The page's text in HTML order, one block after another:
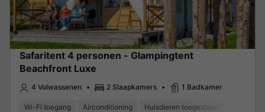
Safaritent 4 personen - Glampingtent
Beachfront Luxe
4 Volwassenen 2 Slaapkamers 1 Badkamer
Wi-Fi toegang Airconditioning Huisdieren toegestaan *